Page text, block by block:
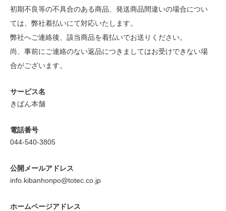
初期不良等の不具合のある商品、発送商品間違いの場合につい
ては、弊社着払いにて対応いたします。
弊社へご連絡後、該当商品を着払いでお送りください。
尚、事前にご連絡のない返品につきましてはお受けできない場
合がございます。
サービス名
きばん本舗
電話番号
044-540-3805
公開メールアドレス
info.kibanhonpo@totec.co.jp
ホームページアドレス